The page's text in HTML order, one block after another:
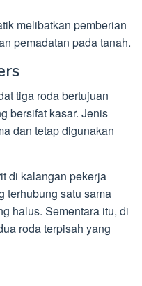
melibatkan pemberian
pemadatan pada tanah.
tiga roda bertujuan
bersifat kasar. Jenis
dan tetap digunakan
di kalangan pekerja
terhubung satu sama
halus. Sementara itu, di
roda terpisah yang